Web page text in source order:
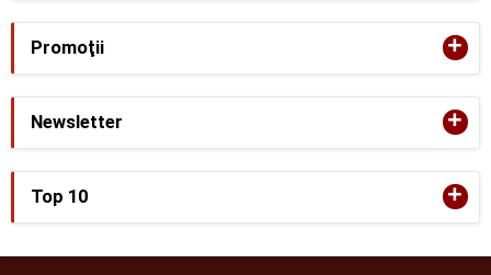
Promoţii +
Newsletter +
Top 10 +